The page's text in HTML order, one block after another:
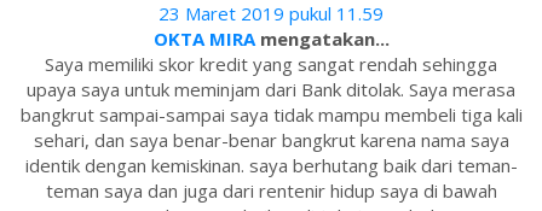
23 Maret 2019 pukul 11.59
OKTA MIRAmengatakan...
Saya memiliki skor kredit yang sangat rendah sehingga
upaya saya untuk meminjam dari Bank ditolak. Saya merasa
bangkrut sampai-sampai saya tidak mampu membeli tiga kali
sehari, dan saya benar-benar bangkrut karena nama saya
identik dengan kemiskinan. saya berhutang baik dari teman-
teman saya dan juga dari rentenir hidup saya di bawah